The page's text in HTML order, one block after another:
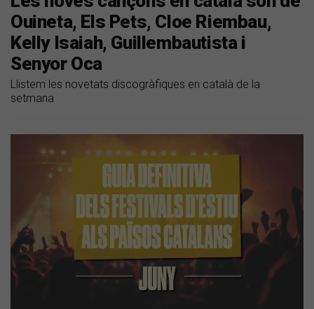
Ouineta, Els Pets, Cloe Riembau,
Kelly Isaiah, Guillembautista i
Senyor Oca
Llistem les novetats discogràfiques en català de la
setmana